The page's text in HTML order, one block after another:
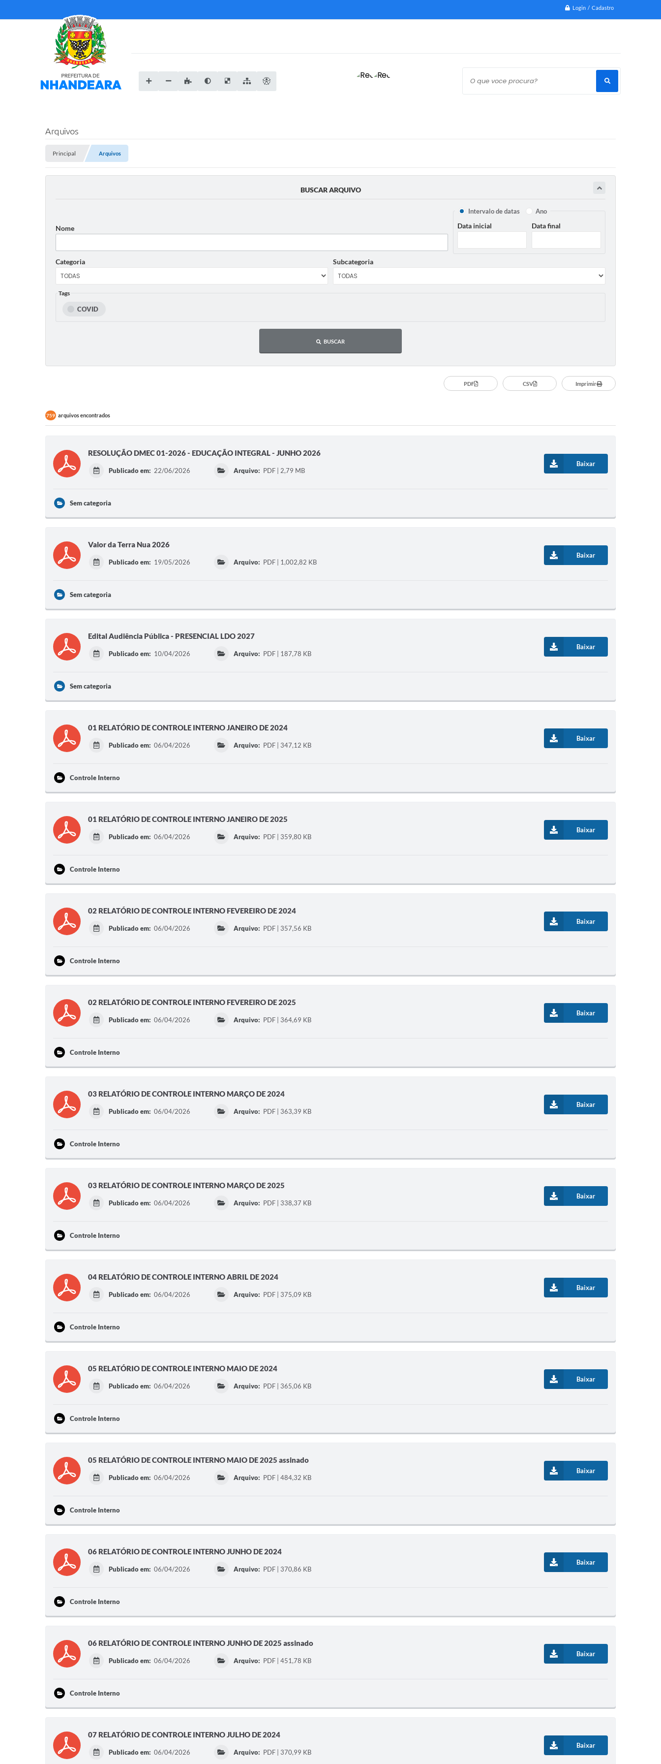
Login / Cadastro
O que voce procura?
Arquivos
Principal Arquivos
BUSCAR ARQUIVO
Nome
Intervalo de datas Ano
Data inicial Data final
Categoria Subcategoria
Tags
COVID
BUSCAR
PDF CSV Imprimir
759 arquivos encontrados
RESOLUÇÃO DMEC 01-2026 - EDUCAÇÃO INTEGRAL - JUNHO 2026
Publicado em: 22/06/2026 Arquivo: PDF | 2,79 MB
Baixar
Sem categoria
Valor da Terra Nua 2026
Publicado em: 19/05/2026 Arquivo: PDF | 1,002,82 KB
Baixar
Sem categoria
Edital Audiência Pública - PRESENCIAL LDO 2027
Publicado em: 10/04/2026 Arquivo: PDF | 187,78 KB
Baixar
Sem categoria
01 RELATÓRIO DE CONTROLE INTERNO JANEIRO DE 2024
Publicado em: 06/04/2026 Arquivo: PDF | 347,12 KB
Baixar
Controle Interno
01 RELATÓRIO DE CONTROLE INTERNO JANEIRO DE 2025
Publicado em: 06/04/2026 Arquivo: PDF | 359,80 KB
Baixar
Controle Interno
02 RELATÓRIO DE CONTROLE INTERNO FEVEREIRO DE 2024
Publicado em: 06/04/2026 Arquivo: PDF | 357,56 KB
Baixar
Controle Interno
02 RELATÓRIO DE CONTROLE INTERNO FEVEREIRO DE 2025
Publicado em: 06/04/2026 Arquivo: PDF | 364,69 KB
Baixar
Controle Interno
03 RELATÓRIO DE CONTROLE INTERNO MARÇO DE 2024
Publicado em: 06/04/2026 Arquivo: PDF | 363,39 KB
Baixar
Controle Interno
03 RELATÓRIO DE CONTROLE INTERNO MARÇO DE 2025
Publicado em: 06/04/2026 Arquivo: PDF | 338,37 KB
Baixar
Controle Interno
04 RELATÓRIO DE CONTROLE INTERNO ABRIL DE 2024
Publicado em: 06/04/2026 Arquivo: PDF | 375,09 KB
Baixar
Controle Interno
05 RELATÓRIO DE CONTROLE INTERNO MAIO DE 2024
Publicado em: 06/04/2026 Arquivo: PDF | 365,06 KB
Baixar
Controle Interno
05 RELATÓRIO DE CONTROLE INTERNO MAIO DE 2025 assinado
Publicado em: 06/04/2026 Arquivo: PDF | 484,32 KB
Baixar
Controle Interno
06 RELATÓRIO DE CONTROLE INTERNO JUNHO DE 2024
Publicado em: 06/04/2026 Arquivo: PDF | 370,86 KB
Baixar
Controle Interno
06 RELATÓRIO DE CONTROLE INTERNO JUNHO DE 2025 assinado
Publicado em: 06/04/2026 Arquivo: PDF | 451,78 KB
Baixar
Controle Interno
07 RELATÓRIO DE CONTROLE INTERNO JULHO DE 2024
Publicado em: 06/04/2026 Arquivo: PDF | 370,99 KB
Baixar